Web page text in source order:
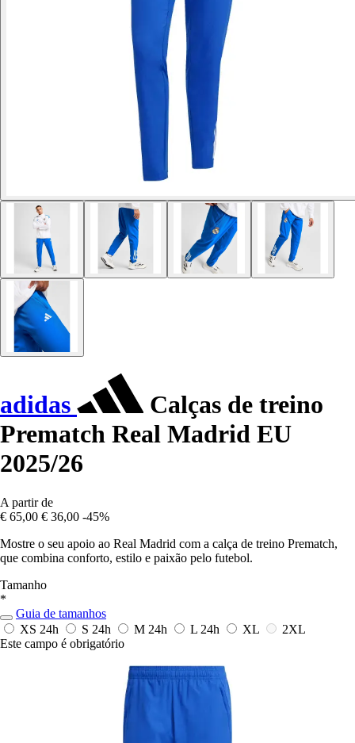
adidas
Calças de treino
Prematch Real Madrid EU
2025/26
A partir de
€ 65,00 € 36,00 -45%
Mostre o seu apoio ao Real Madrid com a calça de treino Prematch,
que combina conforto, estilo e paixão pelo futebol.
Tamanho
*
Guia de tamanhos
XS 24h S 24h M 24h L 24h XL
2XL
Este campo é obrigatório